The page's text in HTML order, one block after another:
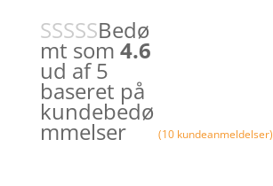
Bedø
mt som 4.6
ud af 5
baseret på
kundebedø
mmelser (10 kundeanmeldelser)